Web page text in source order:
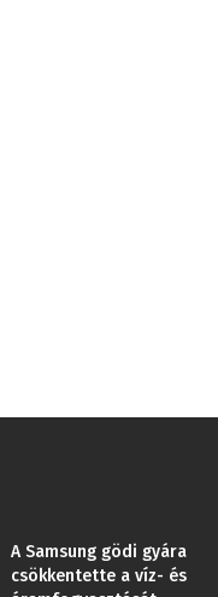
A Samsung gödi gyára
csökkentette a víz- és